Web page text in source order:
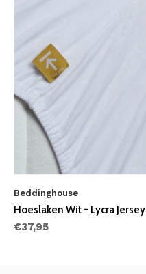
Beddinghouse
Hoeslaken Wit - Lycra Jersey
€37,95